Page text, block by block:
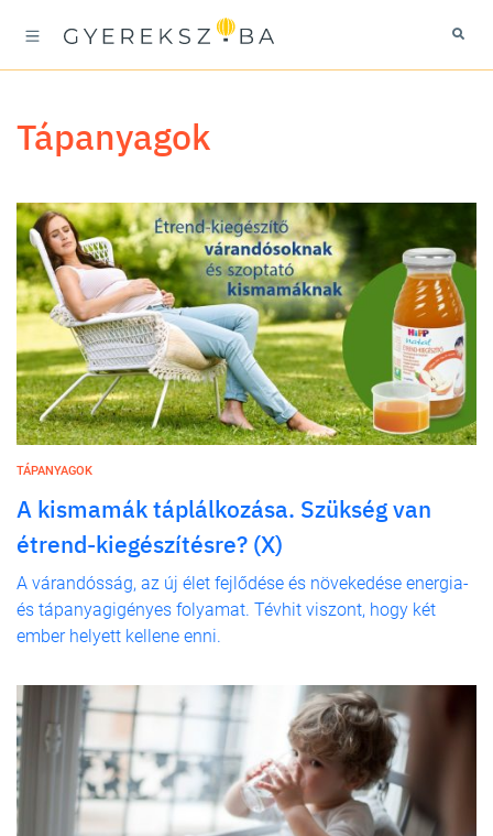
tápanyagok
TÁPANYAGOK
A kismamák táplálkozása. Szükség van
étrend-kiegészítésre? (X)
A várandósság, az új élet fejlődése és növekedése energia-
és tápanyagigényes folyamat. Tévhit viszont, hogy két
ember helyett kellene enni.